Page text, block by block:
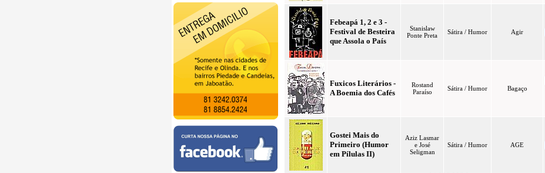
Febeapá 1, 2 e 3 -
Festival de Besteira
que Assola o País
Stanislaw
Ponte Preta
Sátira / Humor Agir
Fuxicos Literários -
A Boemia dos Cafés
Rostand
Paraíso
Sátira / Humor Bagaço
Gostei Mais do
Primeiro (Humor
em Pílulas II)
Aziz Lasmar
e José
Seligman
Sátira / Humor AGE